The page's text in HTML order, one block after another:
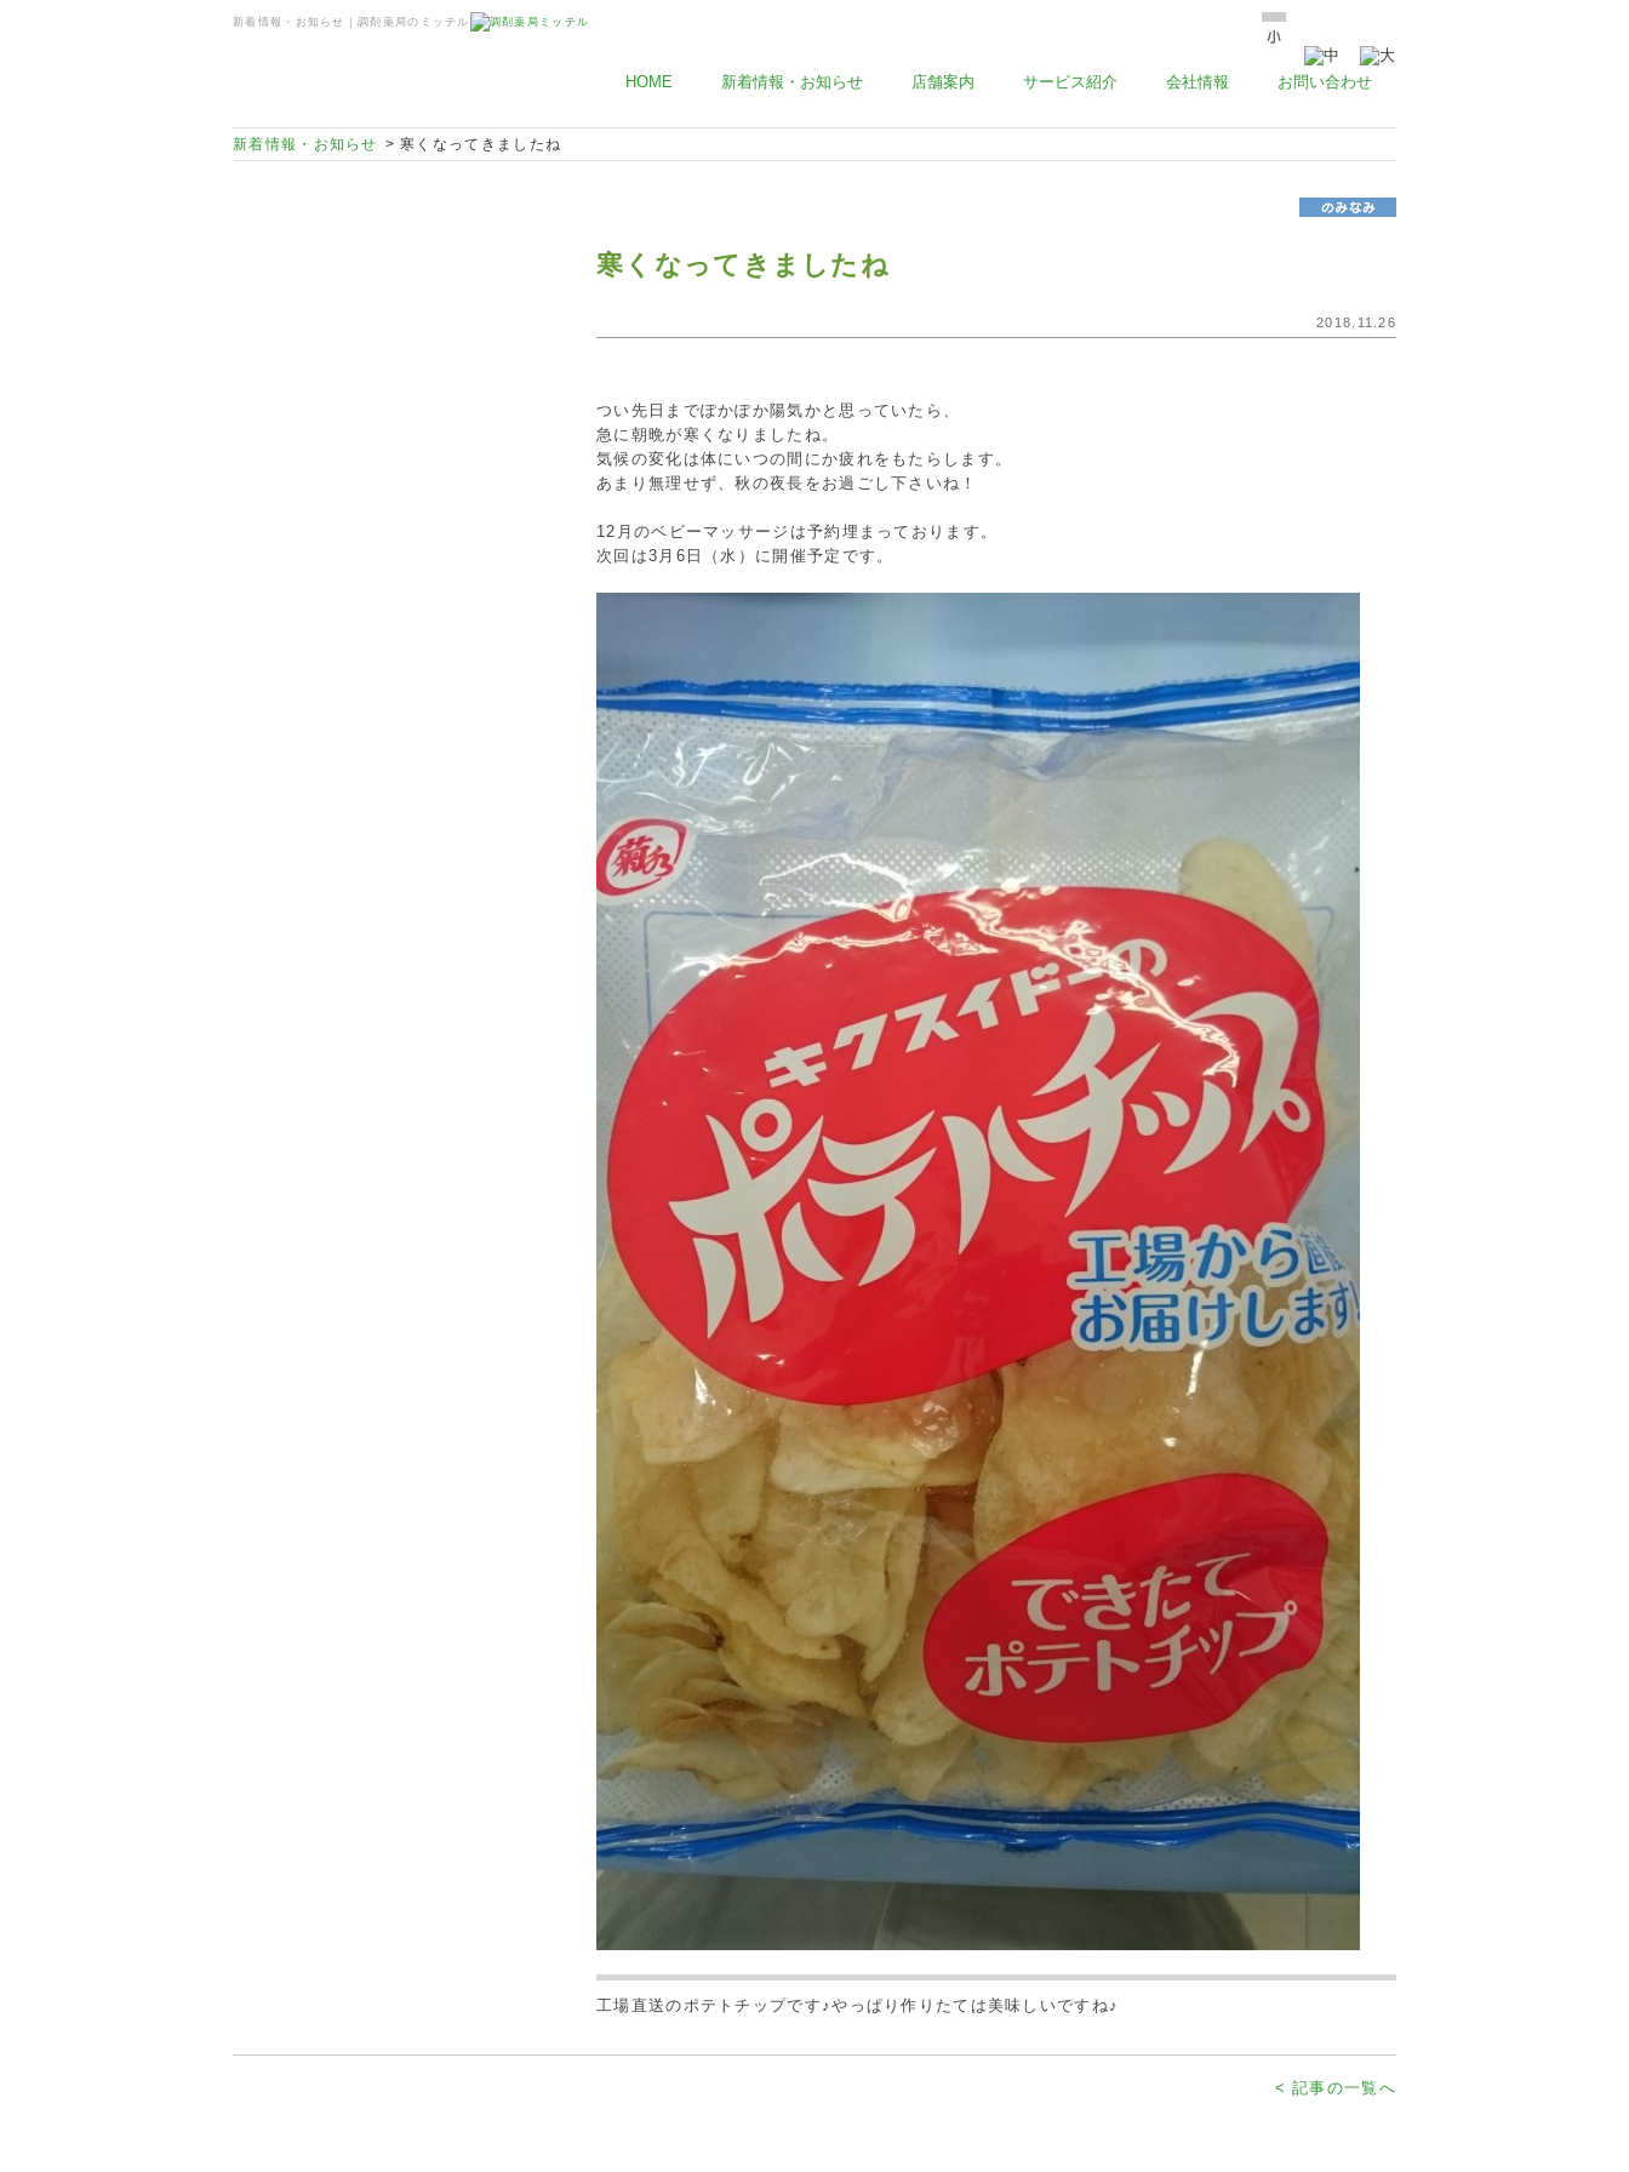
新着情報・お知らせ｜調剤薬局のミッテル
HOME 新着情報・お知らせ 店舗案内 サービス紹介 会社情報 お問い合わせ
新着情報・お知らせ > 寒くなってきましたね
寒くなってきましたね
2018.11.26
つい先日までぽかぽか陽気かと思っていたら、
急に朝晩が寒くなりましたね。
気候の変化は体にいつの間にか疲れをもたらします。
あまり無理せず、秋の夜長をお過ごし下さいね！
12月のベビーマッサージは予約埋まっております。
次回は3月6日（水）に開催予定です。
工場直送のポテトチップです♪やっぱり作りたては美味しいですね♪
< 記事の一覧へ